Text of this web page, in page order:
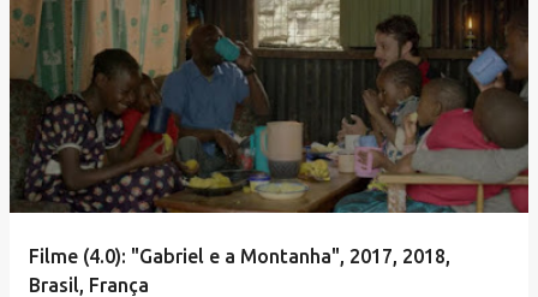
Filme (4.0): "Gabriel e a Montanha", 2017, 2018,
Brasil, França